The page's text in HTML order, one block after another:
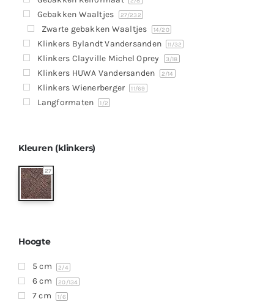
Contact
Offerte aanvragen
Gebakken Waaltjes 27/232
Zwarte gebakken Waaltjes 14/20
Klinkers Bylandt Vandersanden 11/32
Klinkers Clayville Michel Oprey 3/18
Klinkers HUWA Vandersanden 2/14
Klinkers Wienerberger 11/69
Langformaten 1/2
Kleuren (klinkers)
27
Hoogte
5 cm 2/4
6 cm 20/134
7 cm 1/6